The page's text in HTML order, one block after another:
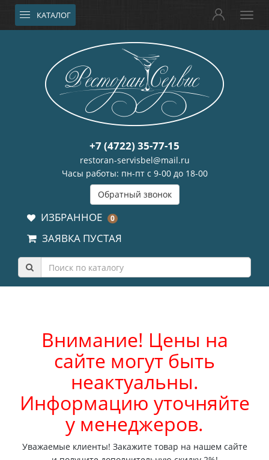
КАТАЛОГ
+7 (4722) 35-77-15
restoran-servisbel@mail.ru
Часы работы: пн-пт с 9-00 до 18-00
Обратный звонок
ИЗБРАННОЕ 0
ЗАЯВКА ПУСТАЯ
Внимание! Цены на
сайте могут быть
неактуальны.
Информацию уточняйте
у менеджеров.
Уважаемые клиенты! Закажите товар на нашем сайте